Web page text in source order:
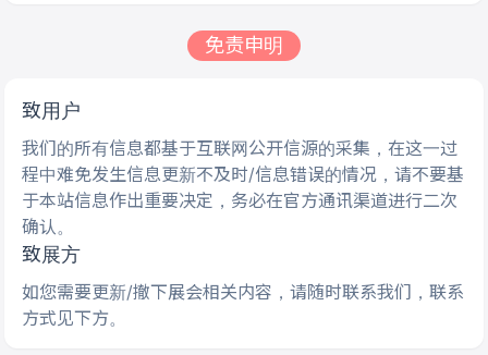
免责申明
致用户
我们的所有信息都基于互联网公开信源的采集，在这一过
程中难免发生信息更新不及时/信息错误的情况，请不要基
于本站信息作出重要决定，务必在官方通讯渠道进行二次
确认。
致展方
如您需要更新/撤下展会相关内容，请随时联系我们，联系
方式见下方。